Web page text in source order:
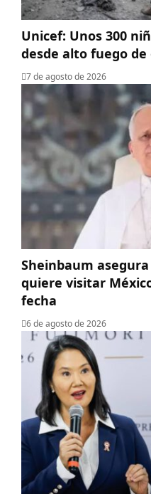
Unicef: Unos 300
desde alto fuego
7 de agosto de 2026
Sheinbaum
quiere visitar
fecha
6 de agosto de 2026